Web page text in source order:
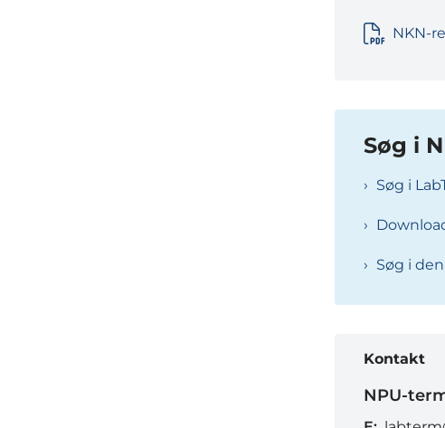
NKN-
Søg i
Søg i
Søg i
Kontakt
NPU-